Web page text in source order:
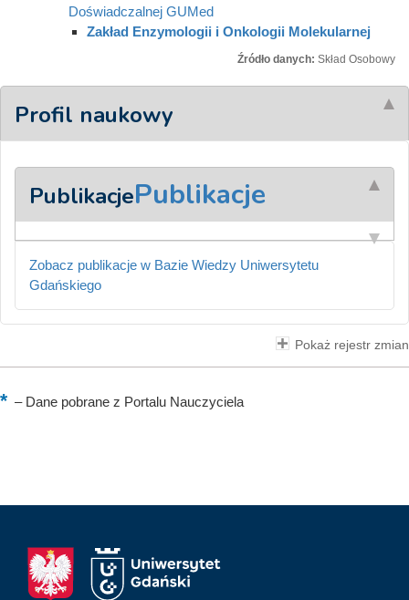
Doświadczalnej GUMed
Zakład Enzymologii i Onkologii Molekularnej
Źródło danych: Skład Osobowy
Profil naukowy
PublikacjePublikacje
Zobacz publikacje w Bazie Wiedzy Uniwersytetu
Gdańskiego
Pokaż rejestr zmian
–Dane pobrane z Portalu Nauczyciela